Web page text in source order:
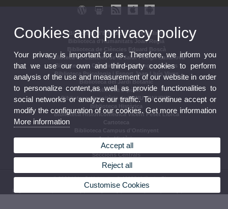
Biblioteca d'Educació María Moliner
Biblioteca d'Humanitats Joan Reglà
Biblioteca de Ciències Eduard Boscà
Biblioteca de Ciències de la Salut Pelegrí Casanova
Biblioteca de Ciències Socials Gregori Maians
Biblioteca Psicologia i Esport Joan Lluís Vives
Biblioteca del Jardí Botànic
Biblioteca Dipòsit
Biblioteca dipositària de l'ONU (ONUBIB)
Biblioteca Històrica
Biblioteca Historicomèdica Vicent Peset Llorca
Cartoteca
Biblioteca Campus d'Ontinyent
Arxiu Històric
Arxiu Intermedi
Seccions Centrals
© 2026 UV. - C/ Universitat 2 46003 València.Phones
Legal Disclaimer
Cookies and privacy policy
Your privacy is important for us. Therefore, we inform you
that we use our own and third-party cookies to perform
analysis of the use and measurement of our website in order
to personalize content,as well as provide functionalities to
social networks or analyze our traffic. To continue accept or
modify the configuration of our cookies. Get more information
More information
Accept all
Reject all
Customise Cookies